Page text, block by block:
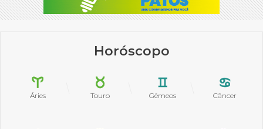
Horóscopo
Áries Touro Gêmeos Câncer